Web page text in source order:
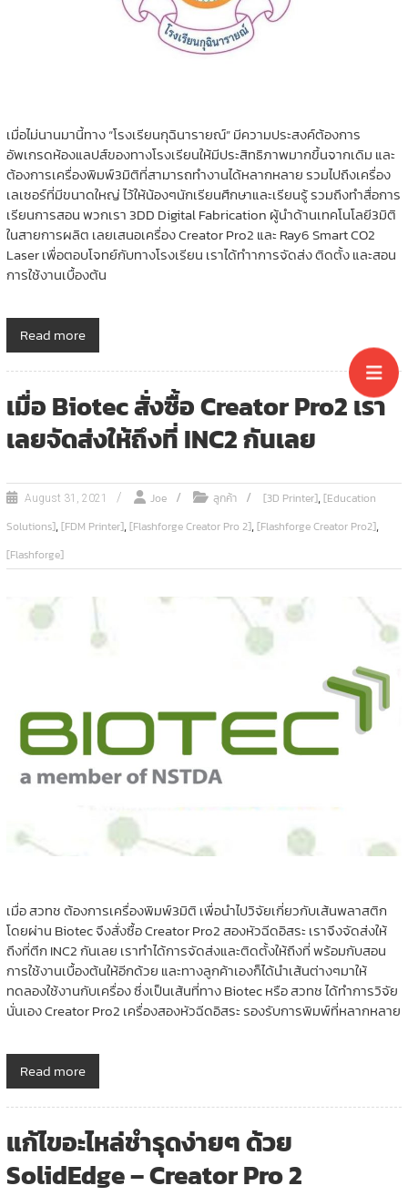
เมื่อไม่นานมานี้ทาง “โรงเรียนกุฉินารายณ์” มีความประสงค์ต้องการ
อัพเกรดห้องแลปส์ของทางโรงเรียนให้มีประสิทธิภาพมากขึ้นจากเดิม และ
ต้องการเครื่องพิมพ์3มิติที่สามารถทำงานได้หลากหลาย รวมไปถึงเครื่อง
เลเซอร์ที่มีขนาดใหญ่ ไว้ให้น้องๆนักเรียนศึกษาและเรียนรู้ รวมถึงทำสื่อการ
เรียนการสอน พวกเรา 3DD Digital Fabrication ผู้นำด้านเทคโนโลยี3มิติ
ในสายการผลิต เลยเสนอเครื่อง Creator Pro2 และ Ray6 Smart CO2
Laser เพื่อตอบโจทย์กับทางโรงเรียน เราได้ทำาการจัดส่ง ติดตั้ง และสอน
การใช้งานเบื้องต้น
Read more
เมื่อ Biotec สั่งซื้อ Creator Pro2 เรา
เลยจัดส่งให้ถึงที่ INC2 กันเลย
August 31, 2021 Joe ลูกค้า [3D Printer],[Education
Solutions],[FDM Printer],[Flashforge Creator Pro 2],[Flashforge Creator Pro2],
[Flashforge]
เมื่อ สวทช ต้องการเครื่องพิมพ์3มิติ เพื่อนำไปวิจัยเกี่ยวกับเส้นพลาสติก
โดยผ่าน Biotec จึงสั่งซื้อ Creator Pro2 สองหัวฉีดอิสระ เราจึงจัดส่งให้
ถึงที่ตึก INC2 กันเลย เราทำได้การจัดส่งและติดตั้งให้ถึงที่ พร้อมกับสอน
การใช้งานเบื้องต้นให้อีกด้วย และทางลูกค้าเองก็ได้นำเส้นต่างๆมาให้
ทดลองใช้งานกับเครื่อง ซึ่งเป็นเส้นที่ทาง Biotec หรือ สวทช ได้ทำการวิจัย
นั่นเอง Creator Pro2 เครื่องสองหัวฉีดอิสระ รองรับการพิมพ์ที่หลากหลาย
Read more
แก้ไขอะไหล่ชำรุดง่ายๆ ด้วย
SolidEdge – Creator Pro 2